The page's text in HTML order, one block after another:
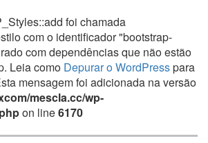
foi chamada
com o identificador "bootstrap-
com dependências que não estão
Leia como Depurar o WordPresspara
mensagem foi adicionada na versão
mescla.cc/wp-
on line6170